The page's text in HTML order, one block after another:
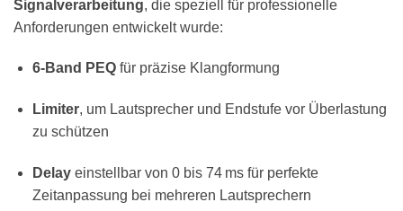
Signalverarbeitung, die speziell für professionelle
Anforderungen entwickelt wurde:
6-Band PEQfür präzise Klangformung
Limiter, um Lautsprecher und Endstufe vor Überlastung
zu schützen
Delayeinstellbar von 0 bis 74 ms für perfekte
Zeitanpassung bei mehreren Lautsprechern